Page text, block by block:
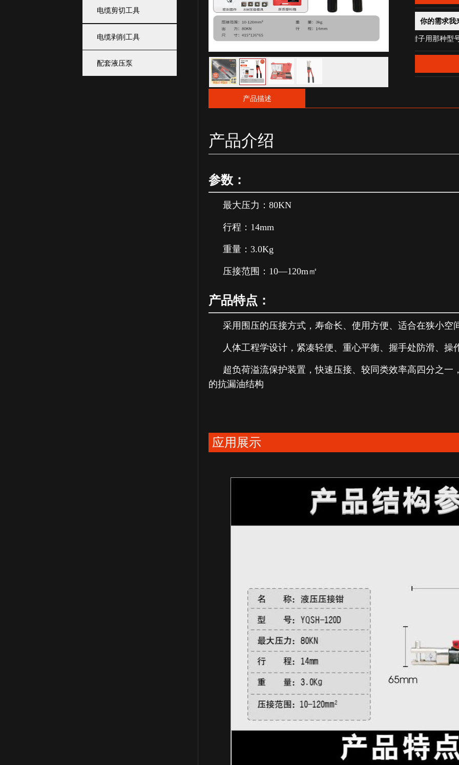
电缆剪切工具
电缆剥削工具
配套液压泵
你的需求我
35平方铜芯用液压钳子用那种型号比
产品描述
产品介绍
参数：
最大压力：80KN
行程：14mm
重量：3.0Kg
压接范围：10—120m㎡
产品特点：
采用围压的压接方式，寿命长、使用方便、适合在狭小空
人体工程学设计，紧凑轻便、重心平衡、握手处防滑、操
超负荷溢流保护装置，快速压接、较同类效率高四分之一
的抗漏油结构
应用展示